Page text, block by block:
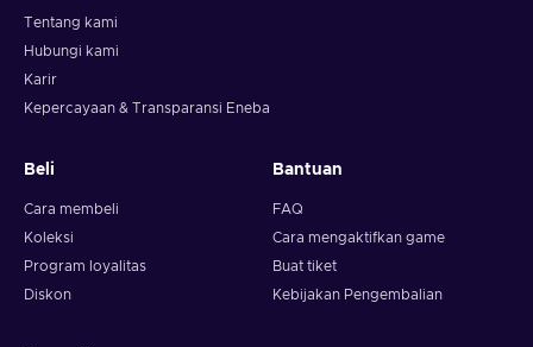
Tentang kami
Hubungi kami
Karir
Kepercayaan & Transparansi Eneba
Beli
Cara membeli
Koleksi
Program loyalitas
Diskon
Bantuan
FAQ
Cara mengaktifkan game
Buat tiket
Kebijakan Pengembalian